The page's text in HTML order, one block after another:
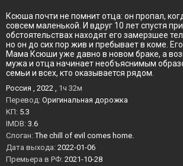
Ксюша почти не помнит отца: он пропал,
совсем маленькой. И вдруг 10 лет спустя
обстоятельствах находят его замерзшее
но он до сих пор жив и пребывает в коме.
Мама Ксюши уже давно в новом браке, а
мужа и отца начинает необъяснимым
семьи и всех, кто оказывается рядом.
Россия , 2022 , 1ч 32м
Перевод: Оригинальная дорожка
KП: 5.3
IMDB: 3.6
Слоган:The chill of evil comes home.
Дата выхода: 2022-01-06
Премьера в РФ: 2021-10-28